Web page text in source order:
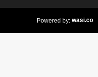
Powered by: wasi.co